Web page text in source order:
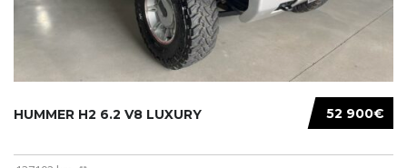
52 900€
HUMMER H2 6.2 V8 LUXURY